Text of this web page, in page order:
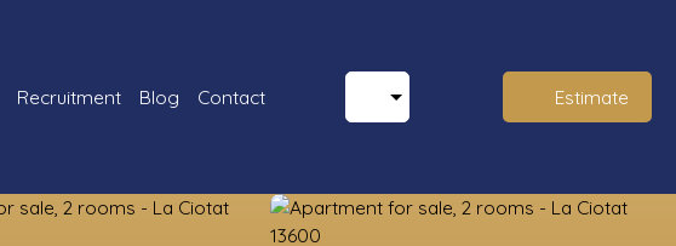
Recruitment Blog Contact Estimate